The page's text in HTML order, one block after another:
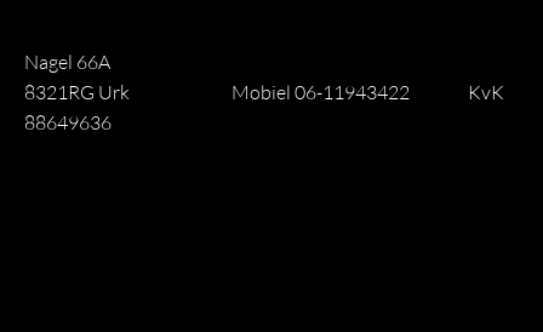
Nagel 66A
8321RG Urk Mobiel 06-11943422 KvK
88649636